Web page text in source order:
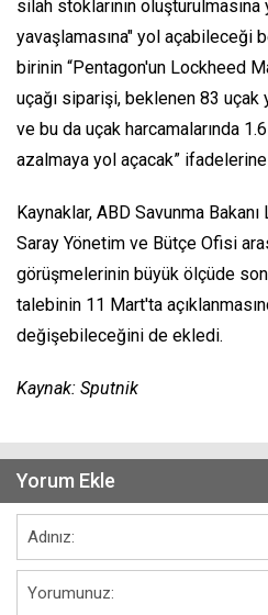
silah stoklarının
yavaşlamasına" yol açabileceği
birinin “Pentagon'un Lockheed
uçağı siparişi, beklenen 83
ve bu da uçak harcamalarında
azalmaya yol açacak”
Kaynaklar, ABD Savunma
Saray Yönetim ve Bütçe Ofisi
görüşmelerinin büyük ölçüde
talebinin 11 Mart'ta
değişebileceğini de ekledi.
Kaynak: Sputnik
Yorum Ekle